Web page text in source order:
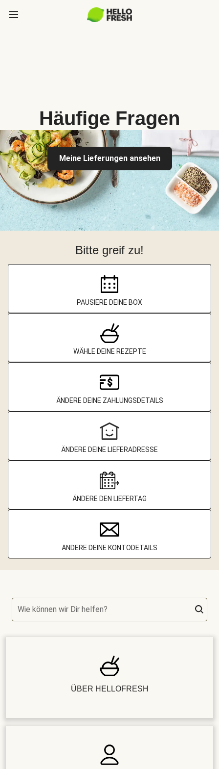
Häufige Fragen
Meine Lieferungen ansehen
Bitte greif zu!
PAUSIERE DEINE BOX
WÄHLE DEINE REZEPTE
ÄNDERE DEINE ZAHLUNGSDETAILS
ÄNDERE DEINE LIEFERADRESSE
ÄNDERE DEN LIEFERTAG
ÄNDERE DEINE KONTODETAILS
Wie können wir Dir helfen?
ÜBER HELLOFRESH